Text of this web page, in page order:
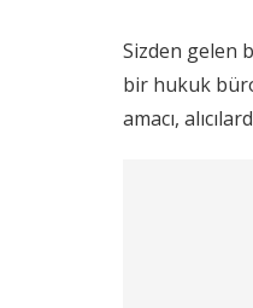
Sizden gelen
bir hukuk
amacı,